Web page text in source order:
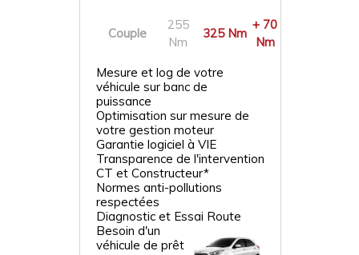
Couple
255
Nm
325 Nm
+ 70
Nm
Mesure et log de votre
véhicule sur banc de
puissance
Optimisation sur mesure de
votre gestion moteur
Garantie logiciel à VIE
Transparence de l'intervention
CT et Constructeur*
Normes anti-pollutions
respectées
Diagnostic et Essai Route
Besoin d'un
véhicule de prêt